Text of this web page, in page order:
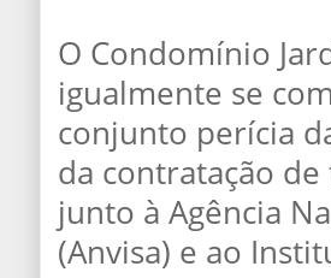
O Condomínio
igualmente se
conjunto perícia
da contratação
junto à Agência
(Anvisa) e ao